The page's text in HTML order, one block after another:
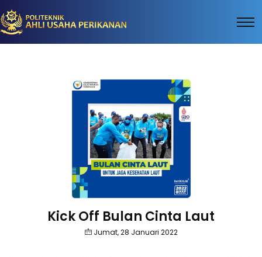
Kick Off Bulan Cinta Laut
Jumat, 28 Januari 2022